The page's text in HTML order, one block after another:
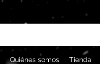
Quiénes somos Tienda